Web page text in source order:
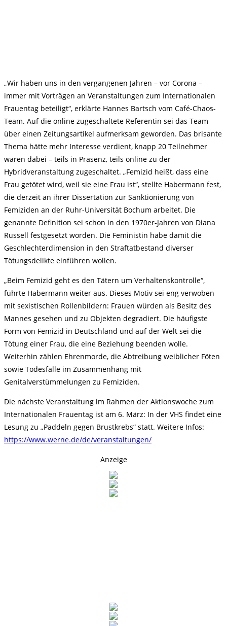
„Wir haben uns in den vergangenen Jahren – vor Corona –
immer mit Vorträgen an Veranstaltungen zum Internationalen
Frauentag beteiligt“, erklärte Hannes Bartsch vom Café-Chaos-
Team. Auf die online zugeschaltete Referentin sei das Team
über einen Zeitungsartikel aufmerksam geworden. Das brisante
Thema hätte mehr Interesse verdient, knapp 20 Teilnehmer
waren dabei – teils in Präsenz, teils online zu der
Hybridveranstaltung zugeschaltet. „Femizid heißt, dass eine
Frau getötet wird, weil sie eine Frau ist“, stellte Habermann fest,
die derzeit an ihrer Dissertation zur Sanktionierung von
Femiziden an der Ruhr-Universität Bochum arbeitet. Die
genannte Definition sei schon in den 1970er-Jahren von Diana
Russell festgesetzt worden. Die Feministin habe damit die
Geschlechterdimension in den Straftatbestand diverser
Tötungsdelikte einführen wollen.
„Beim Femizid geht es den Tätern um Verhaltenskontrolle“,
führte Habermann weiter aus. Dieses Motiv sei eng verwoben
mit sexistischen Rollenbildern: Frauen würden als Besitz des
Mannes gesehen und zu Objekten degradiert. Die häufigste
Form von Femizid in Deutschland und auf der Welt sei die
Tötung einer Frau, die eine Beziehung beenden wolle.
Weiterhin zählen Ehrenmorde, die Abtreibung weiblicher Föten
sowie Todesfälle im Zusammenhang mit
Genitalverstümmelungen zu Femiziden.
Die nächste Veranstaltung im Rahmen der Aktionswoche zum
Internationalen Frauentag ist am 6. März: In der VHS findet eine
Lesung zu „Paddeln gegen Brustkrebs“ statt. Weitere Infos:
https://www.werne.de/de/veranstaltungen/
Anzeige